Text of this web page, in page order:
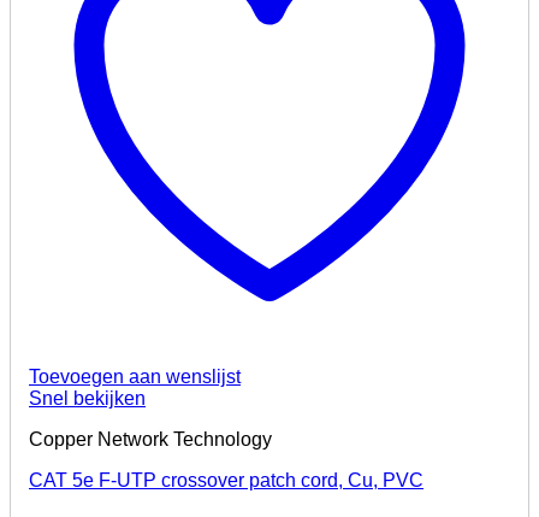
Toevoegen aan wenslijst
Snel bekijken
Copper Network Technology
CAT 5e F-UTP crossover patch cord, Cu, PVC